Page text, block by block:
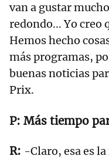
van a gustar
redondo... Yo creo
Hemos hecho
más programas,
buenas noticias
Prix.
Más tiempo
-Claro, esa es